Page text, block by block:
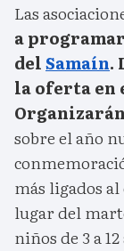
Las
a
delSamaín.
la oferta en
sobre el año
más ligados
lugar del
niños de 3 a